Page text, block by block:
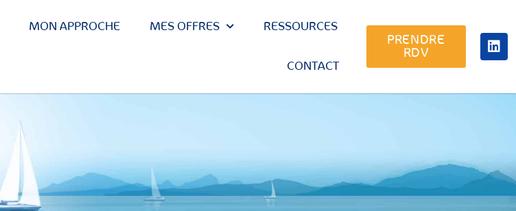
MON APPROCHE MES OFFRES RESSOURCES
CONTACT
PRENDRE
RDV